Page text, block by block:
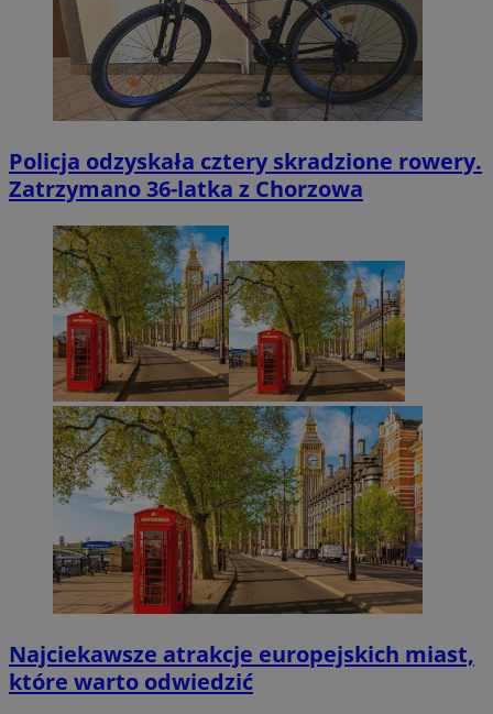
Policja odzyskała cztery skradzione rowery.
Zatrzymano 36-latka z Chorzowa
Najciekawsze atrakcje europejskich miast,
które warto odwiedzić